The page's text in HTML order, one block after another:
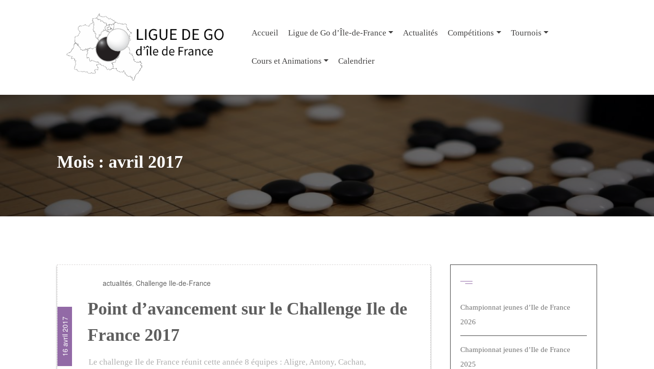
Accueil Ligue de Go d’Île-de-France Actualités Compétitions Tournois
Cours et Animations Calendrier
Mois : avril 2017
16 avril 2017
actualités, Challenge Ile-de-France
Point d’avancement sur le Challenge Ile de
France 2017
Le challenge Ile de France réunit cette année 8 équipes : Aligre, Antony, Cachan,
Championnat jeunes d’Ile de France
2026
Championnat jeunes d’Ile de France
2025